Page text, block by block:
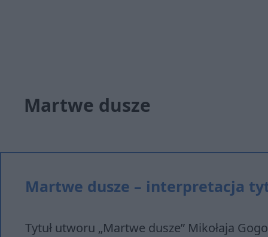
Martwe dusze
Martwe dusze – interpretacja
Tytuł utworu „Martwe dusze” Mikołaja